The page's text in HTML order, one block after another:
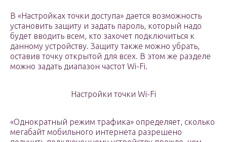
В «Настройках точки доступа» дается возможность
установить защиту и задать пароль, который надо
будет вводить всем, кто захочет подключиться к
данному устройству. Защиту также можно убрать,
оставив точку открытой для всех. В этом же разделе
можно задать диапазон частот Wi-Fi.
Настройки точки Wi-Fi
«Однократный режим трафика» определяет, сколько
мегабайт мобильного интернета разрешено